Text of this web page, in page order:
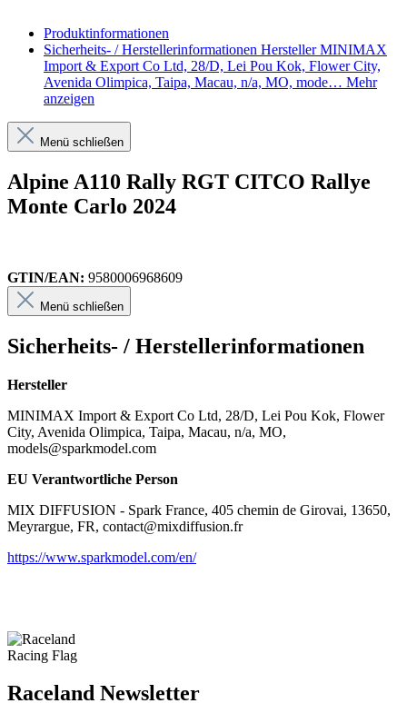
Produktinformationen
Sicherheits- / Herstellerinformationen Hersteller MINIMAX
Import & Export Co Ltd, 28/D, Lei Pou Kok, Flower City,
Avenida Olimpica, Taipa, Macau, n/a, MO, mode… Mehr
anzeigen
Menü schließen
Alpine A110 Rally RGT CITCO Rallye
Monte Carlo 2024
GTIN/EAN: 9580006968609
Menü schließen
Sicherheits- / Herstellerinformationen
Hersteller
MINIMAX Import & Export Co Ltd, 28/D, Lei Pou Kok, Flower
City, Avenida Olimpica, Taipa, Macau, n/a, MO,
models@sparkmodel.com
EU Verantwortliche Person
MIX DIFFUSION - Spark France, 405 chemin de Girovai, 13650,
Meyrargue, FR, contact@mixdiffusion.fr
https://www.sparkmodel.com/en/
Raceland Newsletter